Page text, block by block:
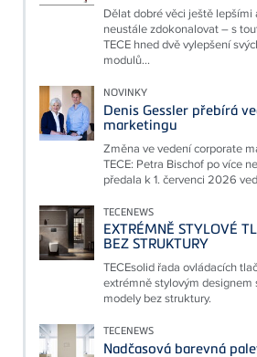
Dělat dobré věci ještě
neustále zdokonalovat – s
TECE hned dvě vylepšení
modulů...
NOVINKY
Denis Gessler přebírá
marketingu
Změna ve vedení corporate
TECE: Petra Bischof po více
předala k 1. červenci 2026
TECENEWS
EXTRÉMNĚ STYLOVÉ
BEZ STRUKTURY
TECEsolid řada ovládacích
extrémně stylovým designem
modely bez struktury.
TECENEWS
Nadčasová barevná